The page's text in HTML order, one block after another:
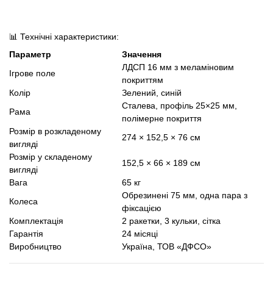
📊 Технічні характеристики:
Параметр
Значення
Ігрове поле
ЛДСП 16 мм з меламіновим
покриттям
Колір
Зелений, синій
Рама
Сталева, профіль 25×25 мм,
полімерне покриття
Розмір в розкладеному
вигляді
274 × 152,5 × 76 см
Розмір у складеному
вигляді
152,5 × 66 × 189 см
Вага
65 кг
Колеса
Обрезинені 75 мм, одна пара з
фіксацією
Комплектація
2 ракетки, 3 кульки, сітка
Гарантія
24 місяці
Виробництво
Україна, ТОВ «ДФСО»